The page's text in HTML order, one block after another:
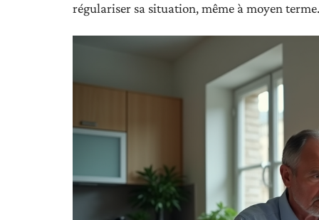
régulariser sa situation, même à moyen terme.